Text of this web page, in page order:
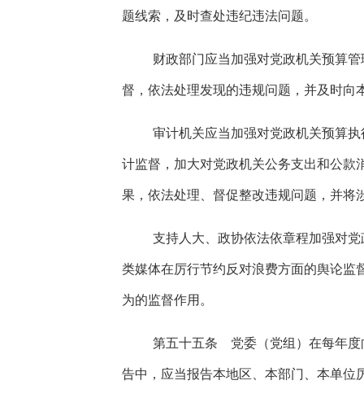
题线索，及时查处违纪违法问题。
财政部门应当加强对党政机关预算
督，依法处理发现的违规问题，并及时向
审计机关应当加强对党政机关预算
计监督，加大对党政机关公务支出和公款
果，依法处理、督促整改违规问题，并将
支持人大、政协依法依章程加强对
类媒体在厉行节约反对浪费方面的舆论监
为的监督作用。
第五十五条 党委（党组）在每年度
告中，应当报告本地区、本部门、本单位